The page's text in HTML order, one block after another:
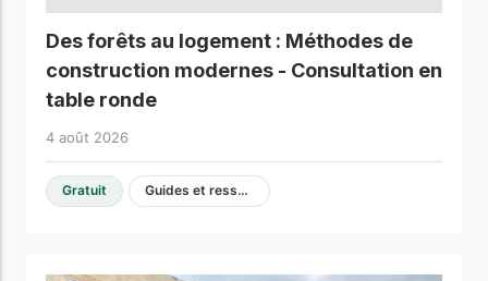
Des forêts au logement : Méthodes de
construction modernes - Consultation en
table ronde
4 août 2026
Gratuit Guides et ressources de conception